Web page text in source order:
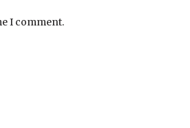
I comment.